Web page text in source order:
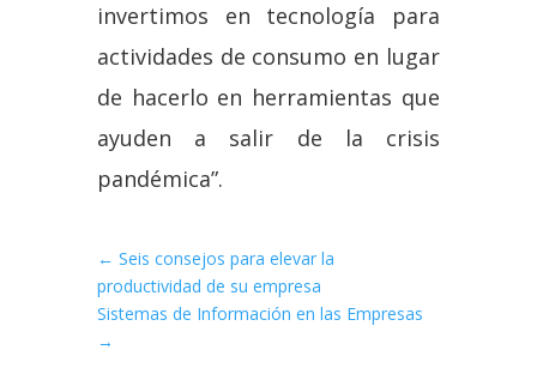
invertimos en tecnología para
actividades de consumo en lugar
de hacerlo en herramientas que
ayuden a salir de la crisis
pandémica”.
← Seis consejos para elevar la
productividad de su empresa
Sistemas de Información en las Empresas
→